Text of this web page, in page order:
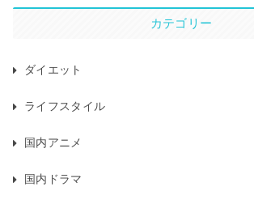
カテゴリー
ダイエット
ライフスタイル
国内アニメ
国内ドラマ